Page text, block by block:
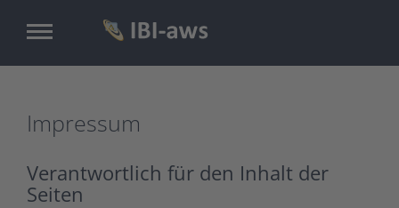
Inhalt
Impressum
Verantwortlich für den Inhalt der
Seiten